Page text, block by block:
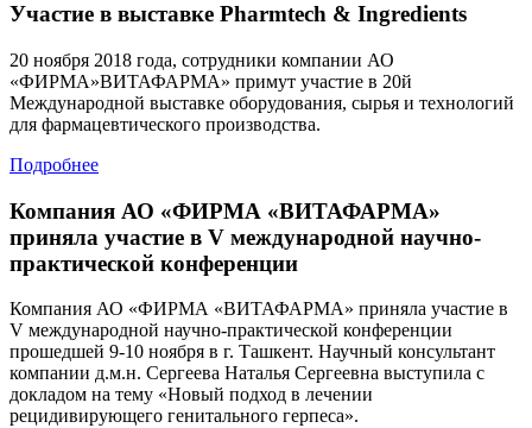
Участие в выставке Pharmtech & Ingredients
20 ноября 2018 года, сотрудники компании АО
«ФИРМА»ВИТАФАРМА» примут участие в 20й
Международной выставке оборудования, сырья и технологий
для фармацевтического производства.
Подробнее
Компания АО «ФИРМА «ВИТАФАРМА»
приняла участие в V международной научно-
практической конференции
Компания АО «ФИРМА «ВИТАФАРМА» приняла участие в
V международной научно-практической конференции
прошедшей 9-10 ноября в г. Ташкент. Научный консультант
компании д.м.н. Сергеева Наталья Сергеевна выступила с
докладом на тему «Новый подход в лечении
рецидивирующего генитального герпеса».